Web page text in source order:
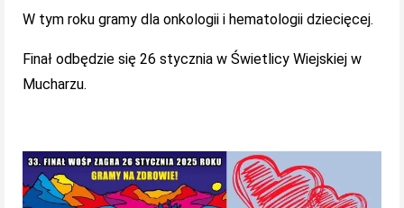
W tym roku gramy dla onkologii i hematologii dziecięcej.
Finał odbędzie się 26 stycznia w Świetlicy Wiejskiej w
Mucharzu.